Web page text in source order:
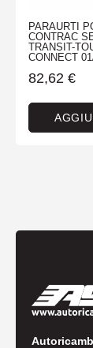
PARAURTI
CONTRAC
TRANSIT-
CONNECT
82,62 €